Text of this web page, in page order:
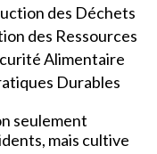
des Déchets
des Ressources
Alimentaire
Durables
seulement
mais cultive